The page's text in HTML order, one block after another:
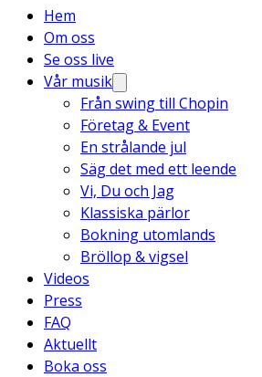
Hem
Om oss
Se oss live
Vår musik
Från swing till Chopin
Företag & Event
En strålande jul
Säg det med ett leende
Vi, Du och Jag
Klassiska pärlor
Bokning utomlands
Bröllop & vigsel
Videos
Press
FAQ
Aktuellt
Boka oss